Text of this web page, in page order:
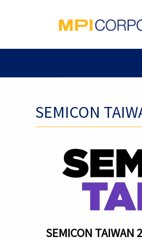
SEMICON
SEMICON TAIWAN